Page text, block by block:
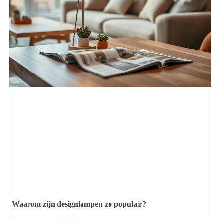
Waarom zijn designlampen zo populair?